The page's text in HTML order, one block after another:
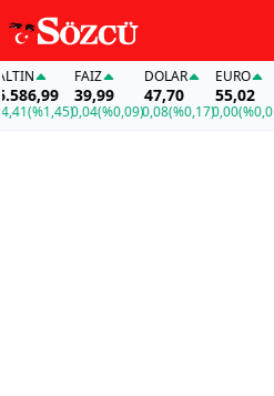
FAİZ
39,99
0,04(%0,09)
DOLAR
47,70
0,08(%0,17)
EURO
55,02
0,00(%0,01)